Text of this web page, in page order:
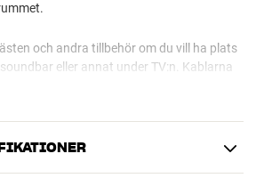
och andra tillbehör om du vill ha plats
eller annat under TV:n. Kablarna
så att du inte förstör det eleganta
en ytterst solid konstruktion och kan utan